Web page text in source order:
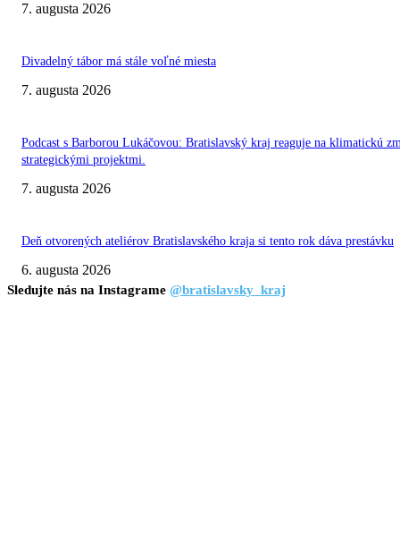
7. augusta 2026
Divadelný tábor má stále voľné miesta
7. augusta 2026
Podcast s Barborou Lukáčovou: Bratislavský kraj reaguje na klimatickú
strategickými projektmi.
7. augusta 2026
Deň otvorených ateliérov Bratislavského kraja si tento rok dáva prestávku
6. augusta 2026
Sledujte nás na Instagrame @bratislavsky_kraj